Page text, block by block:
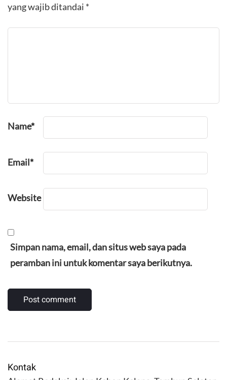
yang wajib ditandai *
Name*
Email*
Website
Simpan nama, email, dan situs web saya pada
peramban ini untuk komentar saya berikutnya.
Kontak